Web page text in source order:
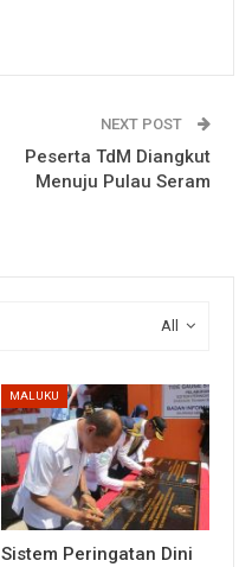
NEXT POST
Peserta TdM Diangkut
Menuju Pulau Seram
All
MALUKU
Sistem Peringatan Dini